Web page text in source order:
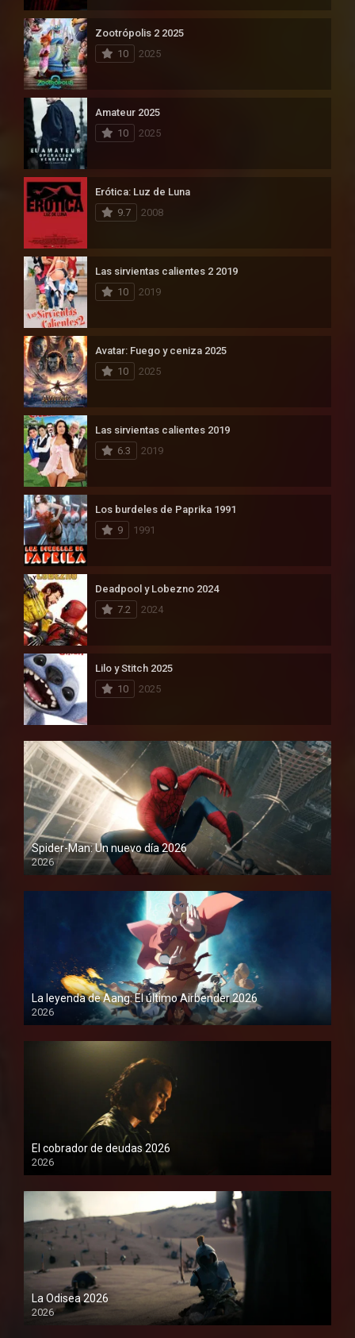
Zootrópolis 2 2025
10
2025
Amateur 2025
10
2025
Erótica: Luz de Luna
9.7
2008
Las sirvientas calientes 2 2019
10
2019
Avatar: Fuego y ceniza 2025
10
2025
Las sirvientas calientes 2019
6.3
2019
Los burdeles de Paprika 1991
9
1991
Deadpool y Lobezno 2024
7.2
2024
Lilo y Stitch 2025
10
2025
Spider-Man: Un nuevo día 2026
2026
1080P
La leyenda de Aang: El último Airbender 2026
2026
1080P
El cobrador de deudas 2026
2026
1080P
La Odisea 2026
2026
1080P